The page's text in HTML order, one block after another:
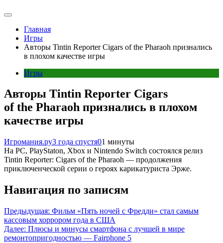
Главная
Игры
Авторы Tintin Reporter Cigars of the Pharaoh признались
в плохом качестве игры
Игры
Авторы Tintin Reporter Cigars
of the Pharaoh признались в плохом
качестве игры
Игромания.ру3 года спустя01 минуты
На PC, PlayStaton, Xbox и Nintendo Switch состоялся релиз
Tintin Reporter: Cigars of the Pharaoh — продолжения
приключенческой серии о героях карикатуриста Эрже.
Навигация по записям
Предыдущая: Фильм «Пять ночей с Фредди» стал самым
кассовым хоррором года в США
Далее: Плюсы и минусы смартфона с лучшей в мире
ремонтопригодностью — Fairphone 5